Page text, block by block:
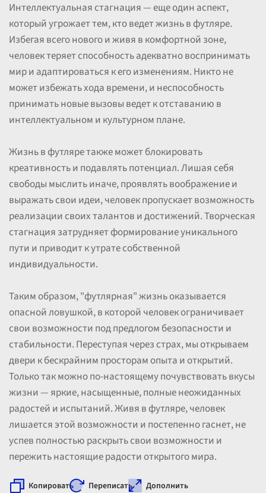
Интеллектуальная стагнация — еще один аспект,
который угрожает тем, кто ведет жизнь в футляре.
Избегая всего нового и живя в комфортной зоне,
человек теряет способность адекватно воспринимать
мир и адаптироваться к его изменениям. Никто не
может избежать хода времени, и неспособность
принимать новые вызовы ведет к отставанию в
интеллектуальном и культурном плане.
Жизнь в футляре также может блокировать
креативность и подавлять потенциал. Лишая себя
свободы мыслить иначе, проявлять воображение и
выражать свои идеи, человек пропускает возможность
реализации своих талантов и достижений. Творческая
стагнация затрудняет формирование уникального
пути и приводит к утрате собственной
индивидуальности.
Таким образом, "футлярная" жизнь оказывается
опасной ловушкой, в которой человек ограничивает
свои возможности под предлогом безопасности и
стабильности. Переступая через страх, мы открываем
двери к бескрайним просторам опыта и открытий.
Только так можно по-настоящему почувствовать вкусы
жизни — яркие, насыщенные, полные неожиданных
радостей и испытаний. Живя в футляре, человек
лишается этой возможности и постепенно гаснет, не
успев полностью раскрыть свои возможности и
пережить настоящие радости открытого мира.
Копировать Переписать Дополнить